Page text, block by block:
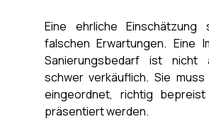
Eine ehrliche Einschätzung
falschen Erwartungen. Eine
Sanierungsbedarf ist nicht
schwer verkäuflich. Sie
eingeordnet, richtig
präsentiert werden.